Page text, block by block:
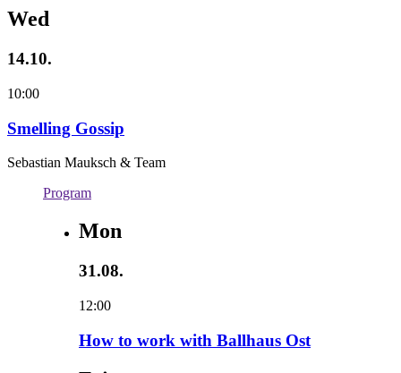
Wed
14.10.
10:00
Smelling Gossip
Sebastian Mauksch & Team
Program
Mon
31.08.
12:00
How to work with Ballhaus Ost